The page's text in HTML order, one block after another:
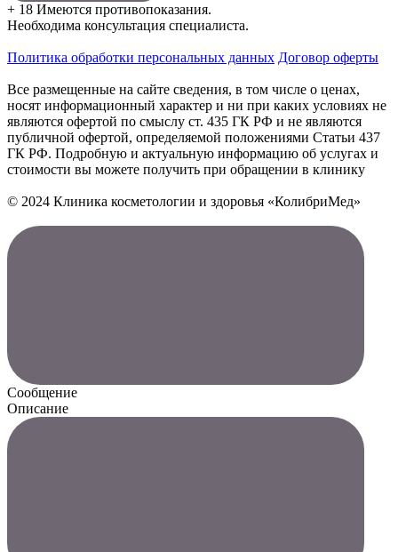
+ 18 Имеются противопоказания.
Необходима консультация специалиста.
Политика обработки персональных данных Договор оферты
Все размещенные на сайте сведения, в том числе о ценах,
носят информационный характер и ни при каких условиях не
являются офертой по смыслу ст. 435 ГК РФ и не являются
публичной офертой, определяемой положениями Статьи 437
ГК РФ. Подробную и актуальную информацию об услугах и
стоимости вы можете получить при обращении в клинику
© 2024 Клиника косметологии и здоровья «КолибриМед»
Сообщение
Описание